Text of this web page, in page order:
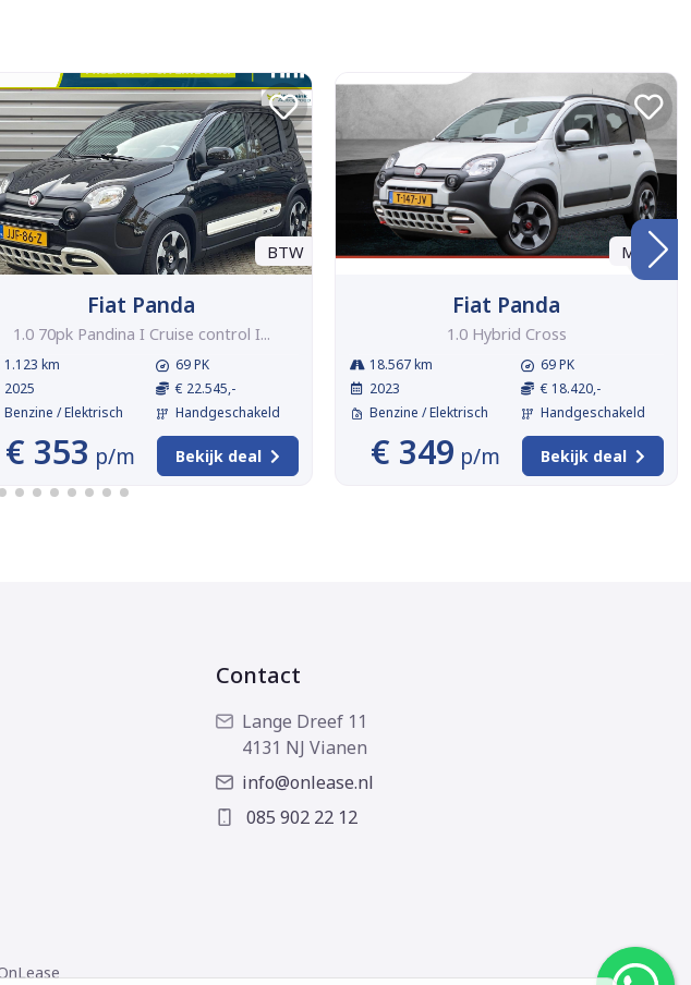
BTW
Fiat Panda
1.0 70pk Pandina I Cruise control I...
1.123 km
2025
Benzine / Elektrisch
69 PK
€ 22.545,-
Handgeschakeld
€ 353 p/m Bekijk deal
Marge
Fiat Panda
1.0 Hybrid Cross
18.567 km
2023
Benzine / Elektrisch
69 PK
€ 18.420,-
Handgeschakeld
€ 349 p/m Bekijk deal
Contact
Lange Dreef 11
4131 NJ Vianen
info@onlease.nl
085 902 22 12